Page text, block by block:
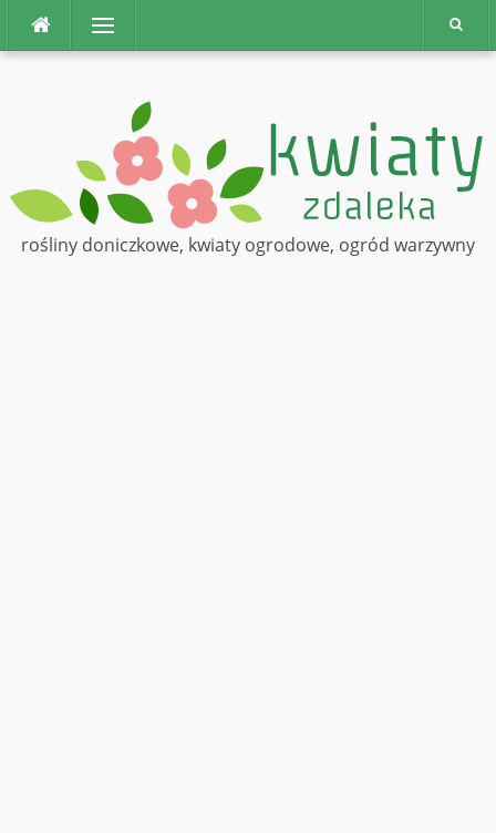
Menu
rośliny doniczkowe, kwiaty ogrodowe, ogród warzywny